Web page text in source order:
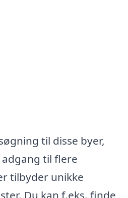
til disse byer,
til flere
tilbyder unikke
Du kan f.eks. finde